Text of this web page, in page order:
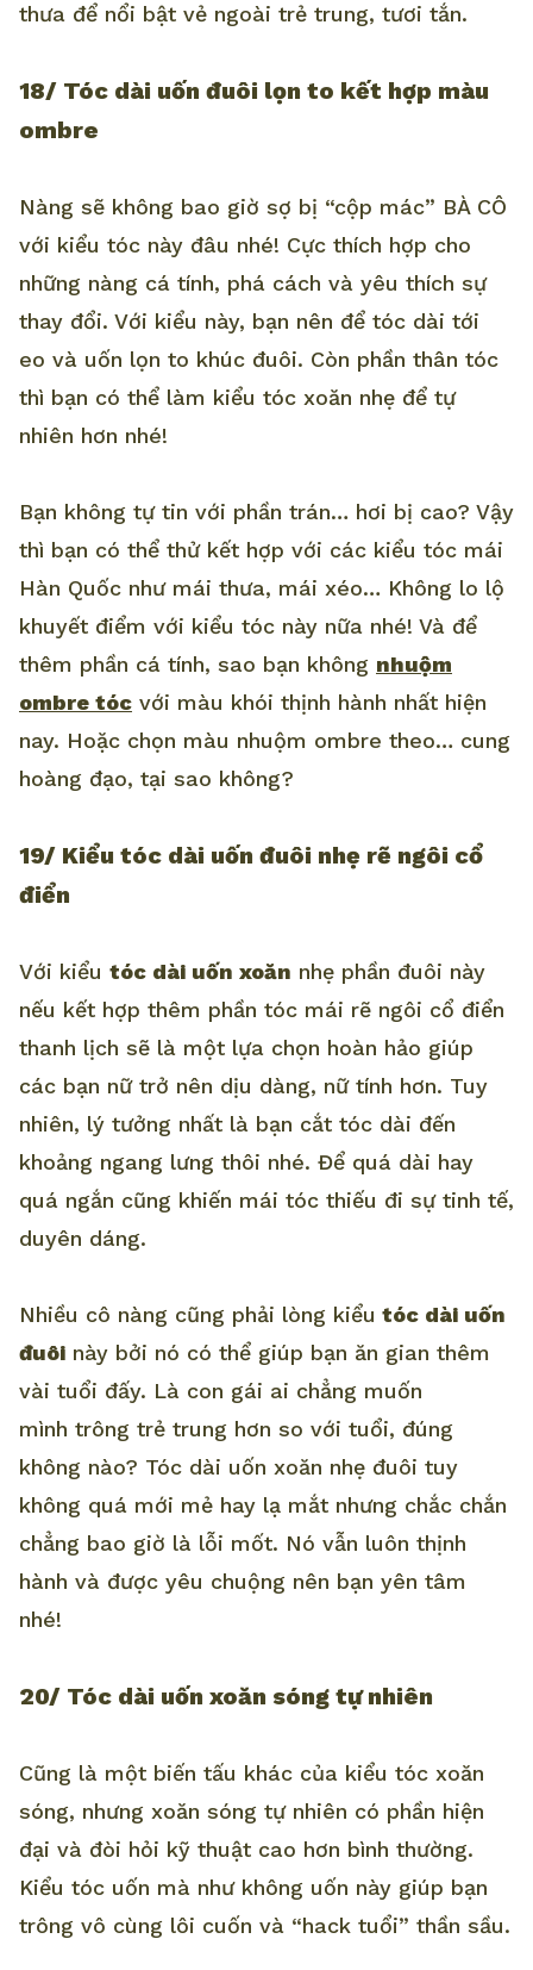
thưa để nổi bật vẻ ngoài trẻ trung, tươi tắn.
18/ Tóc dài uốn đuôi lọn to kết hợp màu
ombre
Nàng sẽ không bao giờ sợ bị “cộp mác” BÀ CÔ
với kiểu tóc này đâu nhé! Cực thích hợp cho
những nàng cá tính, phá cách và yêu thích sự
thay đổi. Với kiểu này, bạn nên để tóc dài tới
eo và uốn lọn to khúc đuôi. Còn phần thân tóc
thì bạn có thể làm kiểu tóc xoăn nhẹ để tự
nhiên hơn nhé!
Bạn không tự tin với phần trán… hơi bị cao? Vậy
thì bạn có thể thử kết hợp với các kiểu tóc mái
Hàn Quốc như mái thưa, mái xéo… Không lo lộ
khuyết điểm với kiểu tóc này nữa nhé! Và để
thêm phần cá tính, sao bạn không nhuộm
ombre tóc với màu khói thịnh hành nhất hiện
nay. Hoặc chọn màu nhuộm ombre theo… cung
hoàng đạo, tại sao không?
19/ Kiểu tóc dài uốn đuôi nhẹ rẽ ngôi cổ
điển
Với kiểu tóc dài uốn xoăn nhẹ phần đuôi này
nếu kết hợp thêm phần tóc mái rẽ ngôi cổ điển
thanh lịch sẽ là một lựa chọn hoàn hảo giúp
các bạn nữ trở nên dịu dàng, nữ tính hơn. Tuy
nhiên, lý tưởng nhất là bạn cắt tóc dài đến
khoảng ngang lưng thôi nhé. Để quá dài hay
quá ngắn cũng khiến mái tóc thiếu đi sự tinh tế,
duyên dáng.
Nhiều cô nàng cũng phải lòng kiểu tóc dài uốn
đuôi này bởi nó có thể giúp bạn ăn gian thêm
vài tuổi đấy. Là con gái ai chẳng muốn
mình trông trẻ trung hơn so với tuổi, đúng
không nào? Tóc dài uốn xoăn nhẹ đuôi tuy
không quá mới mẻ hay lạ mắt nhưng chắc chắn
chẳng bao giờ là lỗi mốt. Nó vẫn luôn thịnh
hành và được yêu chuộng nên bạn yên tâm
nhé!
20/ Tóc dài uốn xoăn sóng tự nhiên
Cũng là một biến tấu khác của kiểu tóc xoăn
sóng, nhưng xoăn sóng tự nhiên có phần hiện
đại và đòi hỏi kỹ thuật cao hơn bình thường.
Kiểu tóc uốn mà như không uốn này giúp bạn
trông vô cùng lôi cuốn và “hack tuổi” thần sầu.